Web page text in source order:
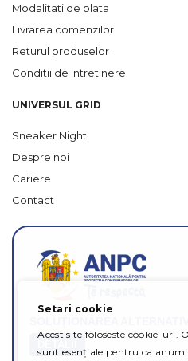
Modalitati de plata
Livrarea comenzilor
Returul produselor
Conditii de intretinere
UNIVERSUL GRID
Sneaker Night
Despre noi
Cariere
Contact
Setari cookie
Acest site foloseste cookie-uri.
sunt esențiale pentru ca